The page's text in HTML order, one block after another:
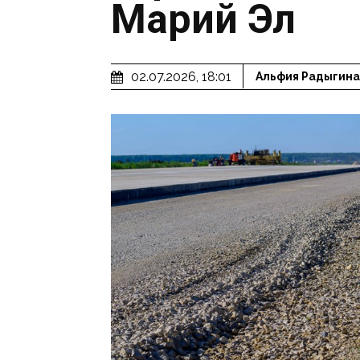
Марий Эл
02.07.2026, 18:01 Альфия Радыгина